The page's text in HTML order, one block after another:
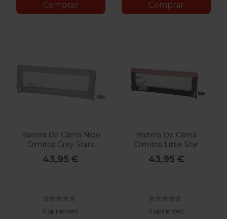
Comprar Comprar
Barrera De Cama Nido
Olmitos Grey Stars
43,95 €
0 opinión(es)
Barrera De Cama
Olmitos Little Star
43,95 €
0 opinión(es)